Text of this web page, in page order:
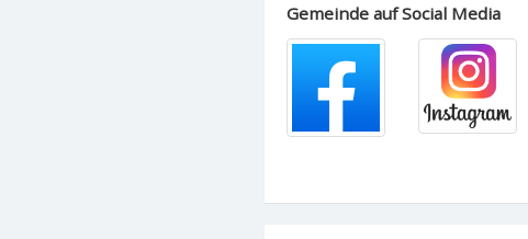
Gemeinde auf Social Media